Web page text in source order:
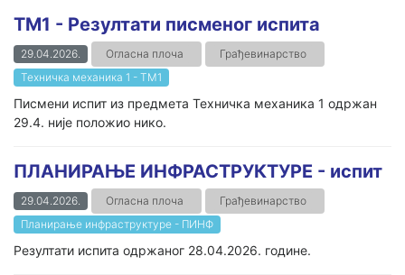
ТМ1 - Резултати писменог испита
29.04.2026. Огласна плоча
Грађевинарство
Техничка механика 1 - ТМ1
Писмени испит из предмета Техничка механика 1 одржан
29.4. није положио нико.
ПЛАНИРАЊЕ ИНФРАСТРУКТУРЕ - испит
29.04.2026. Огласна плоча
Грађевинарство
Планирање инфраструктуре - ПИНФ
Резултати испита одржаног 28.04.2026. године.